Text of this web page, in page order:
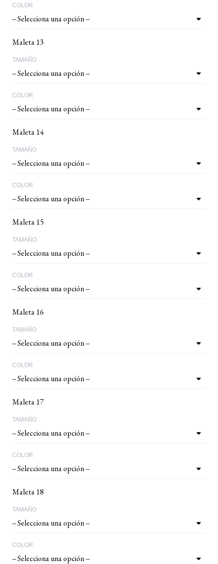
COLOR
Maleta 13
TAMAÑO
COLOR
Maleta 14
TAMAÑO
COLOR
Maleta 15
TAMAÑO
COLOR
Maleta 16
TAMAÑO
COLOR
Maleta 17
TAMAÑO
COLOR
Maleta 18
TAMAÑO
COLOR